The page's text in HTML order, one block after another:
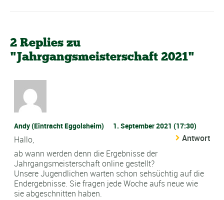
2 Replies zu
"Jahrgangsmeisterschaft 2021"
Andy (Eintracht Eggolsheim) 1. September 2021 (17:30)
Antwort
Hallo,
ab wann werden denn die Ergebnisse der
Jahrgangsmeisterschaft online gestellt?
Unsere Jugendlichen warten schon sehsüchtig auf die
Endergebnisse. Sie fragen jede Woche aufs neue wie
sie abgeschnitten haben.